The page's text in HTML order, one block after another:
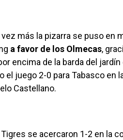
vez más la pizarra se puso en
a favor de los Olmecas,
encima de la barda del
el juego 2-0 para Tabasco en
Castellano.
se acercaron 1-2 en la